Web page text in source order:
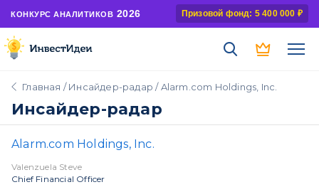
КОНКУРС АНАЛИТИКОВ 2026 Призовой фонд: 5 400 000 ₽
Главная /Инсайдер-радар / Alarm.com Holdings, Inc.
Инсайдер-радар
Alarm.com Holdings, Inc.
Valenzuela Steve
Chief Financial Officer